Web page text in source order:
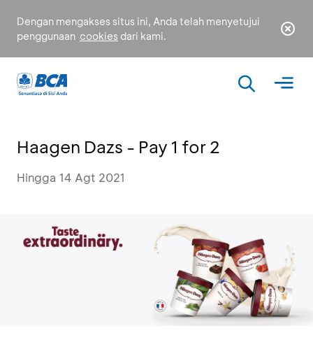
Dengan mengakses situs ini, Anda telah menyetujui
penggunaan cookies dari kami.
Haagen Dazs - Pay 1 for 2
Hingga 14 Agt 2021